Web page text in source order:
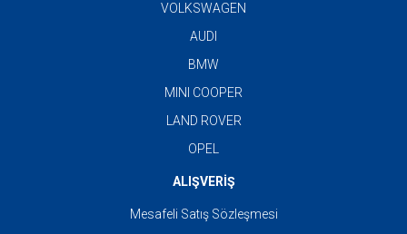
VOLKSWAGEN
AUDI
BMW
MINI COOPER
LAND ROVER
OPEL
ALIŞVERİŞ
Mesafeli Satış Sözleşmesi